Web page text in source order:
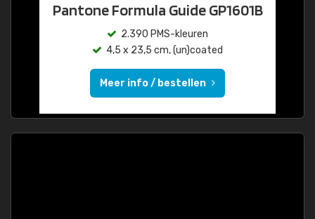
Pantone Formula Guide GP1601B
2.390 PMS-kleuren
4,5 x 23,5 cm, (un)coated
Meer info / bestellen